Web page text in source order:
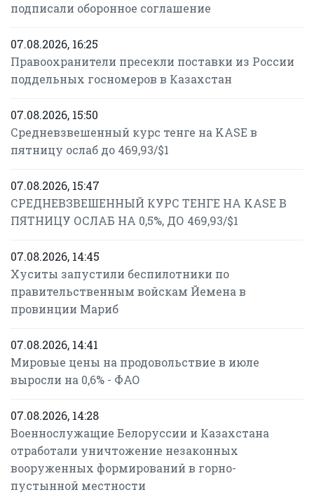
подписали оборонное соглашение
07.08.2026, 16:25
Правоохранители пресекли поставки из России
поддельных госномеров в Казахстан
07.08.2026, 15:50
Средневзвешенный курс тенге на KASE в
пятницу ослаб до 469,93/$1
07.08.2026, 15:47
СРЕДНЕВЗВЕШЕННЫЙ КУРС ТЕНГЕ НА KASE В
ПЯТНИЦУ ОСЛАБ НА 0,5%, ДО 469,93/$1
07.08.2026, 14:45
Хуситы запустили беспилотники по
правительственным войскам Йемена в
провинции Мариб
07.08.2026, 14:41
Мировые цены на продовольствие в июле
выросли на 0,6% - ФАО
07.08.2026, 14:28
Военнослужащие Белоруссии и Казахстана
отработали уничтожение незаконных
вооруженных формирований в горно-
пустынной местности